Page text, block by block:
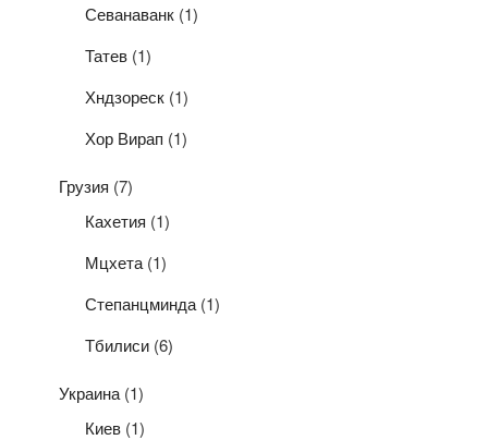
Севанаванк (1)
Татев (1)
Хндзореск (1)
Хор Вирап (1)
Грузия (7)
Кахетия (1)
Мцхета (1)
Степанцминда (1)
Тбилиси (6)
Украина(1)
Киев (1)